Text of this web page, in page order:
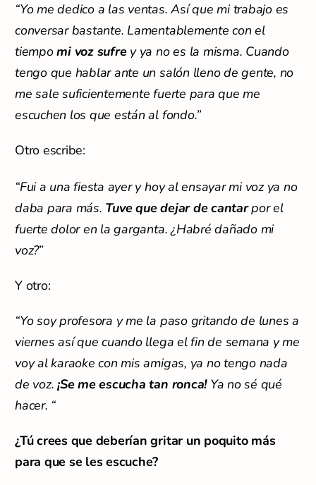
“Yo me dedico a las ventas. Así que mi trabajo es
conversar bastante. Lamentablemente con el
tiempomi voz sufrey ya no es la misma. Cuando
tengo que hablar ante un salón lleno de gente, no
me sale suficientemente fuerte para que me
escuchen los que están al fondo.”
Otro escribe:
“Fui a una fiesta ayer y hoy al ensayar mi voz ya no
daba para más. Tuve que dejar de cantarpor el
fuerte dolor en la garganta. ¿Habré dañado mi
voz?”
Y otro:
“Yo soy profesora y me la paso gritando de lunes a
viernes así que cuando llega el fin de semana y me
voy al karaoke con mis amigas, ya no tengo nada
de voz.¡Se me escucha tan ronca!Ya no sé qué
hacer. “
¿Tú crees que deberían gritar un poquito más
para que se les escuche?